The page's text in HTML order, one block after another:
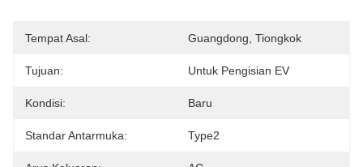
Tempat Asal: Guangdong, Tiongkok
Tujuan: Untuk Pengisian EV
Kondisi: Baru
Standar Antarmuka: Type2